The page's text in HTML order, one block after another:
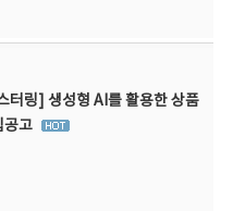
터링] 생성형 AI를 활용한 상품
공고